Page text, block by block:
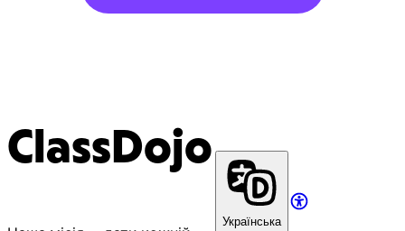
ClassDojo
Українська